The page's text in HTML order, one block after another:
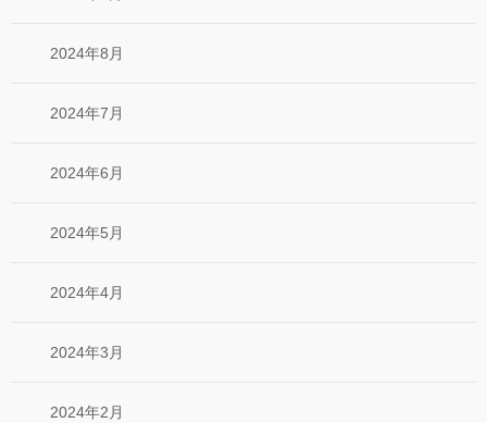
2024年8月
2024年7月
2024年6月
2024年5月
2024年4月
2024年3月
2024年2月